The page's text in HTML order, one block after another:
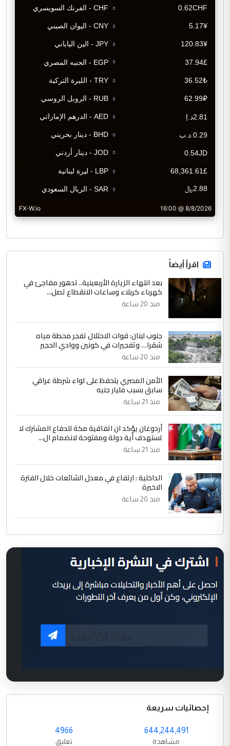
CurrencyRate
اقرأ أيضاً
بعد انتهاء الزيارة الأربعينية.. تدهور مفاجئ في
كهرباء كربلاء وساعات الانقطاع تصل...
منذ 20 ساعة
جنوب لبنان: قوات الاحتلال تفجر محطة مياه
شقرا… وتفجيرات في كونين ووادي الحجير
منذ 20 ساعة
الأمن المصري يتحفظ على لواء شرطة عراقي
سابق بسبب مليار جنيه
منذ 21 ساعة
أردوغان يؤكد ان اتفاقية مكة للدفاع المشترك لا
تستهدف أية دولة ومفتوحة لانضمام ال...
منذ 21 ساعة
الداخلية : ارتفاع في معدل الشائعات خلال الفترة
الاخيرة
منذ 20 ساعة
إحصائيات سريعة
644,244,491
مشاهدة
4966
تعليق